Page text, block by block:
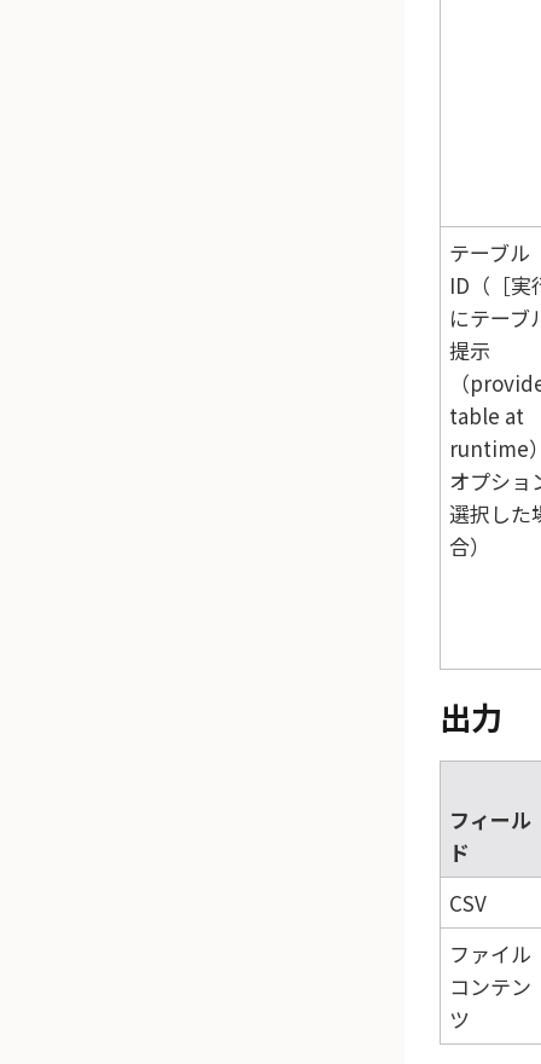
テーブル
ID（
実
にテーブ
提示
（
table at
runtime
オプショ
選択した
合）
出力
フィール
ド
CSV
ファイル
コンテン
ツ